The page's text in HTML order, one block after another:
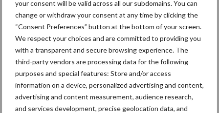
your consent will be valid across all our subdomains. You can
change or withdraw your consent at any time by clicking the
“Consent Preferences” button at the bottom of your screen.
We respect your choices and are committed to providing you
with a transparent and secure browsing experience. The
third-party vendors are processing data for the following
purposes and special features: Store and/or access
information on a device, personalized advertising and content,
advertising and content measurement, audience research,
and services development, precise geolocation data, and
afgelopen periode volledig geïntegreerd. Het gaat hierbij om de
fabriek in Lunteren en beide productielijnen in Meppel. Zowel het
reguliere voer als het biologische voer, ...Lees meer
Immuun
reactie
onderdr
ukken
6 september 2024